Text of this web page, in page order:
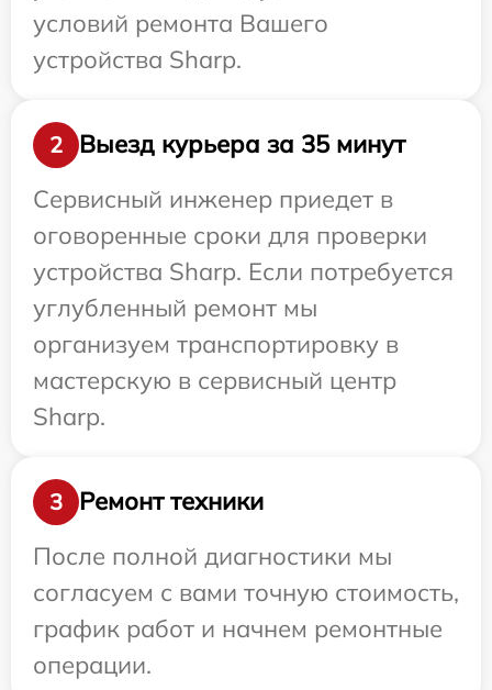
условий ремонта Вашего
устройства Sharp.
2
Выезд курьера за 35 минут
Сервисный инженер приедет в
оговоренные сроки для проверки
устройства Sharp. Если потребуется
углубленный ремонт мы
организуем транспортировку в
мастерскую в сервисный центр
Sharp.
3
Ремонт техники
После полной диагностики мы
согласуем с вами точную стоимость,
график работ и начнем ремонтные
операции.